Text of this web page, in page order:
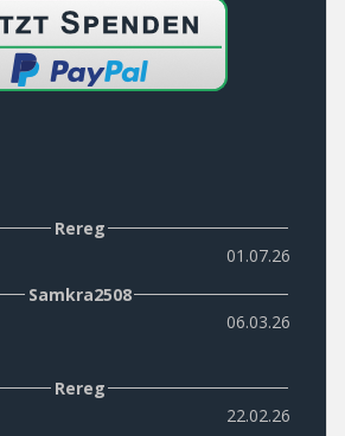
Rereg
01.07.26
Samkra2508
06.03.26
Rereg
22.02.26